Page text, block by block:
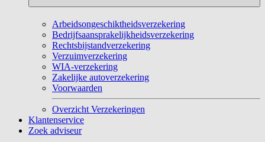
Arbeidsongeschiktheidsverzekering
Bedrijfsaansprakelijkheidsverzekering
Rechtsbijstandverzekering
Verzuimverzekering
WIA-verzekering
Zakelijke autoverzekering
Voorwaarden
Overzicht Verzekeringen
Klantenservice
Zoek adviseur